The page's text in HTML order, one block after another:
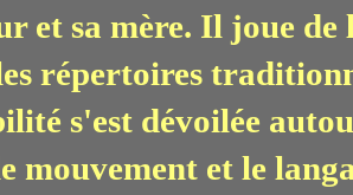
et sa mère. Il joue
répertoires
s'est dévoilée
mouvement et le